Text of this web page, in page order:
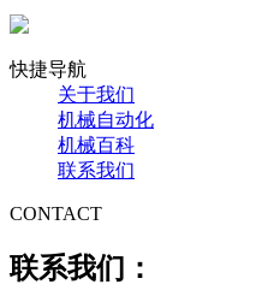
快捷导航
关于我们
机械自动化
机械百科
联系我们
CONTACT
联系我们：